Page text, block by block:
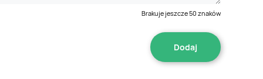
Brakuje jeszcze50 znaków